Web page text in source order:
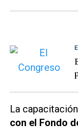
La capacitación
con el Fondo